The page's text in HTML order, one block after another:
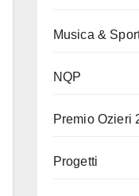
Musica &
NQP
Premio Ozieri
Progetti